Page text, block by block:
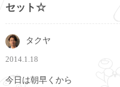
セット☆
タクヤ
2014.1.18
今日は朝早くから